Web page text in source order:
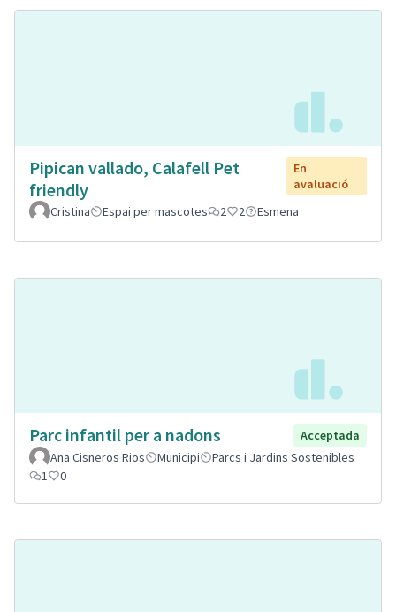
Pipican vallado, Calafell Pet
friendly
En
avaluació
Cristina
Espai per mascotes 2 2 Esmena
Parc infantil per a nadons
Acceptada
Ana Cisneros Rios
Municipi
Parcs i Jardins Sostenibles
1
0